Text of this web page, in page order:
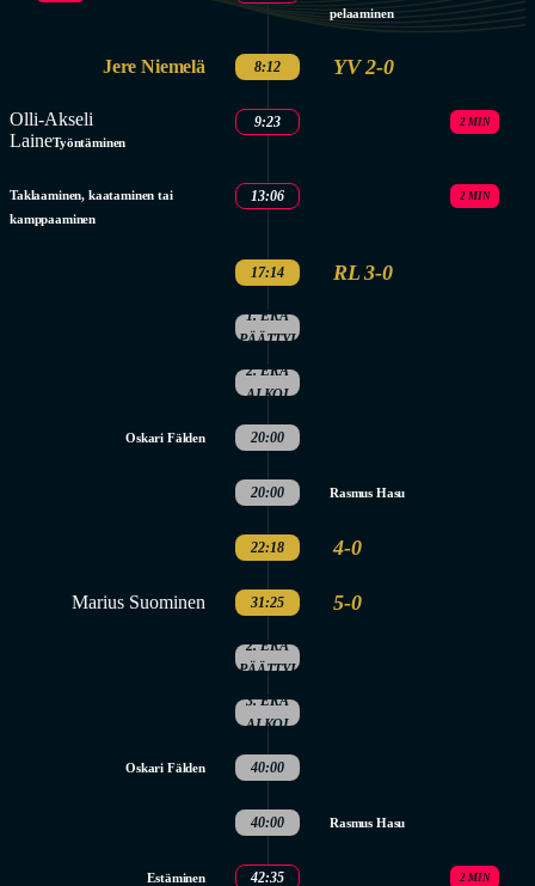
pelaaminen
Jere Niemelä 8:12 YV 2-0
Olli-Akseli
LaineTyöntäminen
2 MIN
9:23
Taklaaminen, kaataminen tai
kamppaaminen
2 MIN
13:06
17:14 RL 3-0
1. ERÄ
PÄÄTTYI
2. ERÄ
ALKOI
Oskari Fälden 20:00
20:00 Rasmus Hasu
22:18 4-0
Marius Suominen 31:25 5-0
2. ERÄ
PÄÄTTYI
3. ERÄ
ALKOI
Oskari Fälden 40:00
40:00 Rasmus Hasu
Estäminen 2 MIN
42:35